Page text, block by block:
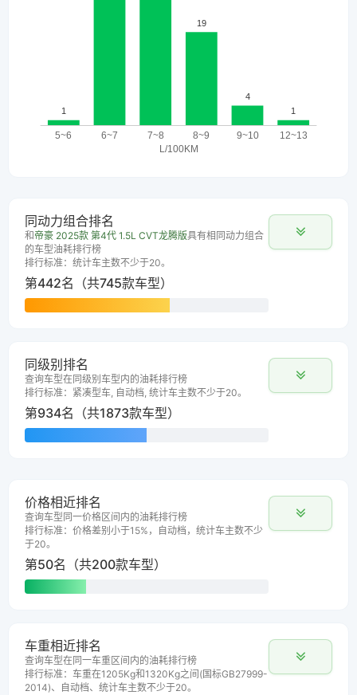
同动力组合排名
和 帝豪 2025款 第4代 1.5L CVT龙腾版具有相同动力组合
的车型油耗排行榜
排行标准：统计车主数不少于20。
第442名（共745款车型）
同级别排名
查询车型在同级别车型内的油耗排行榜
排行标准：紧凑型车, 自动档, 统计车主数不少于20。
第934名（共1873款车型）
价格相近排名
查询车型同一价格区间内的油耗排行榜
排行标准：价格差别小于15%，自动档，统计车主数不少
于20。
第50名（共200款车型）
车重相近排名
查询车型在同一车重区间内的油耗排行榜
排行标准：车重在1205Kg和1320Kg之间(国标GB27999-
2014)、自动档、统计车主数不少于20。